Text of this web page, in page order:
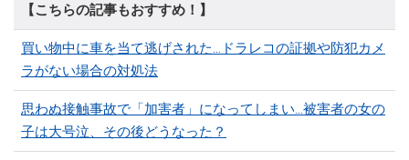
【こちらの記事もおすすめ！】
買い物中に車を当て逃げされた…ドラレコの証拠や防犯カメ
ラがない場合の対処法
思わぬ接触事故で「加害者」になってしまい…被害者の女の
子は大号泣、その後どうなった？